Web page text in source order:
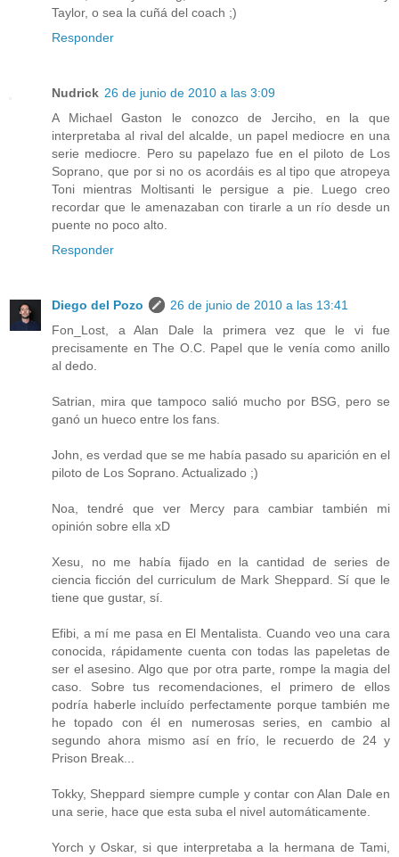
Taylor, o sea la cuñá del coach ;)
Responder
Nudrick 26 de junio de 2010 a las 3:09
A Michael Gaston le conozco de Jerciho, en la que
interpretaba al rival del alcalde, un papel mediocre en una
serie mediocre. Pero su papelazo fue en el piloto de Los
Soprano, que por si no os acordáis es al tipo que atropeya
Toni mientras Moltisanti le persigue a pie. Luego creo
recordar que le amenazaban con tirarle a un río desde un
puente no poco alto.
Responder
Diego del Pozo
26 de junio de 2010 a las 13:41
Fon_Lost, a Alan Dale la primera vez que le vi fue
precisamente en The O.C. Papel que le venía como anillo
al dedo.
Satrian, mira que tampoco salió mucho por BSG, pero se
ganó un hueco entre los fans.
John, es verdad que se me había pasado su aparición en el
piloto de Los Soprano. Actualizado ;)
Noa, tendré que ver Mercy para cambiar también mi
opinión sobre ella xD
Xesu, no me había fijado en la cantidad de series de
ciencia ficción del curriculum de Mark Sheppard. Sí que le
tiene que gustar, sí.
Efibi, a mí me pasa en El Mentalista. Cuando veo una cara
conocida, rápidamente cuenta con todas las papeletas de
ser el asesino. Algo que por otra parte, rompe la magia del
caso. Sobre tus recomendaciones, el primero de ellos
podría haberle incluído perfectamente porque también me
he topado con él en numerosas series, en cambio al
segundo ahora mismo así en frío, le recuerdo de 24 y
Prison Break...
Tokky, Sheppard siempre cumple y contar con Alan Dale en
una serie, hace que esta suba el nivel automáticamente.
Yorch y Oskar, si que interpretaba a la hermana de Tami,